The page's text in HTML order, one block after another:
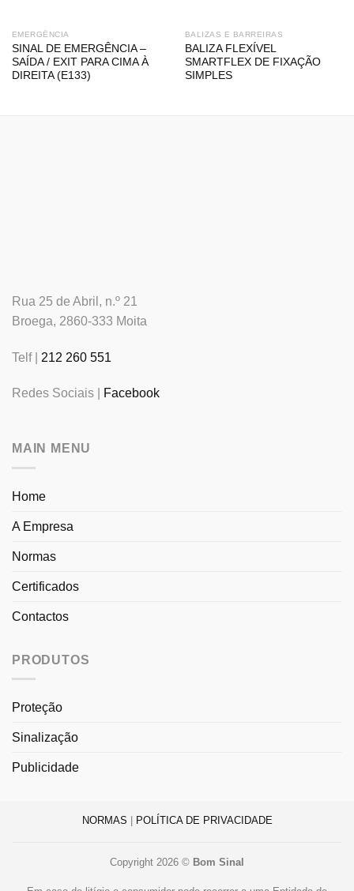
EMERGÊNCIA
SINAL DE EMERGÊNCIA –
SAÍDA / EXIT PARA CIMA À
DIREITA (E133)
BALIZAS E BARREIRAS
BALIZA FLEXÍVEL
SMARTFLEX DE FIXAÇÃO
SIMPLES
Rua 25 de Abril, n.º 21
Broega, 2860-333 Moita
Telf | 212 260 551
Redes Sociais | Facebook
MAIN MENU
Home
A Empresa
Normas
Certificados
Contactos
PRODUTOS
Proteção
Sinalização
Publicidade
NORMAS POLÍTICA DE PRIVACIDADE
Copyright 2026 © Bom Sinal